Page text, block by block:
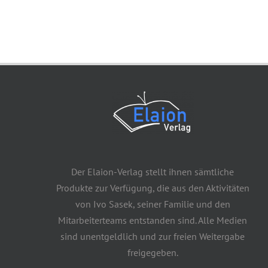
Der Elaion-Verlag stellt ihnen sämtliche
Produkte zur Verfügung, die aus den Aktivitäten
von Ivo Sasek, seiner Familie und den
Mitarbeiterteams entstanden sind. Alle Medien
sind unentgeldlich und zur freien Weitergabe
freigegeben.